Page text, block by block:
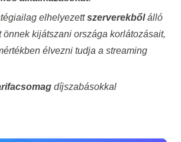
elhelyezettszerverekbőlálló
önnek kijátszani országa korlátozásait,
élvezni tudja a streaming
díjszabásokkal